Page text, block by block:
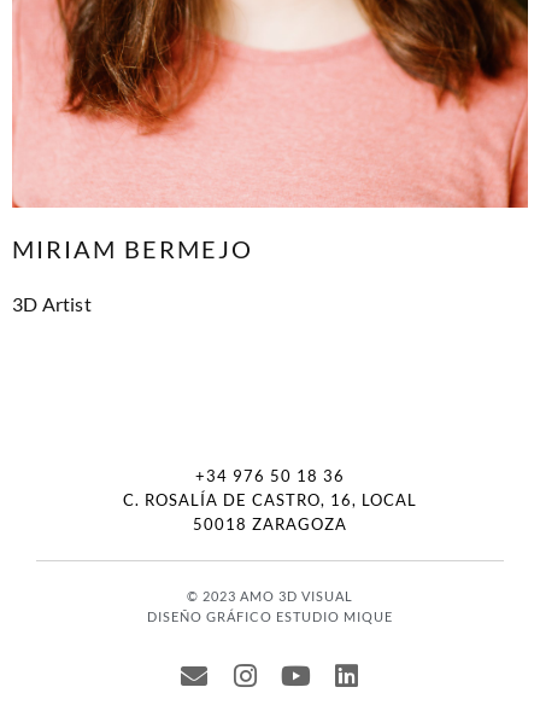
MIRIAM BERMEJO
3D Artist
+34 976 50 18 36
C. ROSALÍA DE CASTRO, 16, LOCAL
50018 ZARAGOZA
© 2023 AMO 3D VISUAL
DISEÑO GRÁFICO ESTUDIO MIQUE